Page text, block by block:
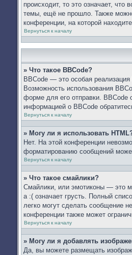
происходит, то это означает,
темы, ещё не прошло. Также
конференции, на которой
Вернуться к началу
» Что такое BBCode?
BBCode — это особая
Возможность использования
форме для его отправки. BBCode
информацией о BBCode
Вернуться к началу
» Могу ли я использовать
Нет. На этой конференции
форматированию сообщений
Вернуться к началу
» Что такое смайлики?
Смайлики, или эмотиконы — это
а :( означает грусть. Полный
легко могут сделать сообщение
конференции также может
Вернуться к началу
» Могу ли я добавлять
Да, вы можете размещать